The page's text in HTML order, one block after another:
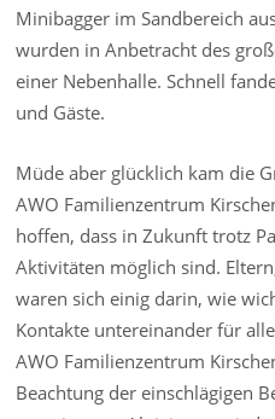
Minibagger im Sandbereich
wurden in Anbetracht des
einer Nebenhalle. Schnell
und Gäste.
Müde aber glücklich kam die
AWO Familienzentrum
hoffen, dass in Zukunft trotz
Aktivitäten möglich sind.
waren sich einig darin, wie
Kontakte untereinander für
AWO Familienzentrum
Beachtung der einschlägigen